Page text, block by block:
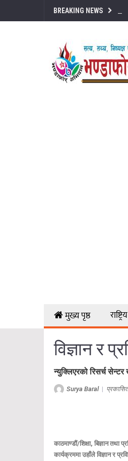
BREAKING NEWS
मुख्य पृष्ठ राष्ट्रिय
विज्ञान र
न्युक्लिएरको रिसर्च सेन्टर
Surya Baral|
काठमाण्डौं/शिक्षा, बिज्ञान
कार्यक्रममा उहाँले विज्ञान र